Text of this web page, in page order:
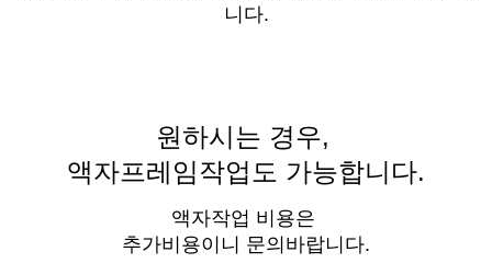
니다.
원하시는 경우,
액자프레임작업도 가능합니다.
액자작업 비용은
추가비용이니 문의바랍니다.